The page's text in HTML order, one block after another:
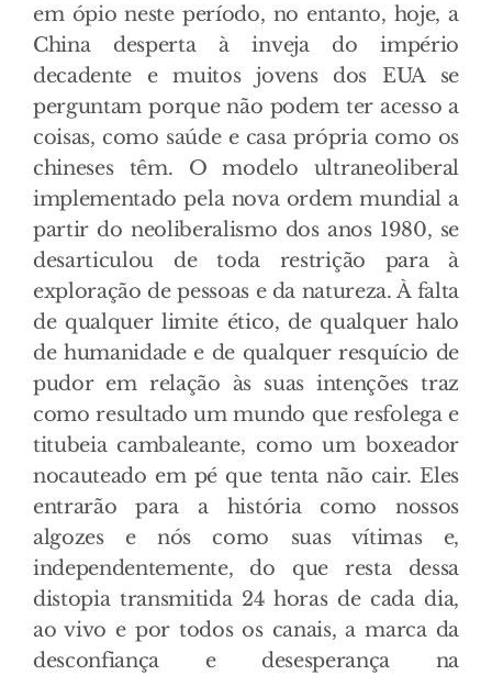
em ópio neste período, no entanto, hoje, a
China desperta à inveja do império
decadente e muitos jovens dos EUA se
perguntam porque não podem ter acesso a
coisas, como saúde e casa própria como os
chineses têm. O modelo ultraneoliberal
implementado pela nova ordem mundial a
partir do neoliberalismo dos anos 1980, se
desarticulou de toda restrição para à
exploração de pessoas e da natureza. À falta
de qualquer limite ético, de qualquer halo
de humanidade e de qualquer resquício de
pudor em relação às suas intenções traz
como resultado um mundo que resfolega e
titubeia cambaleante, como um boxeador
nocauteado em pé que tenta não cair. Eles
entrarão para a história como nossos
algozes e nós como suas vítimas e,
independentemente, do que resta dessa
distopia transmitida 24 horas de cada dia,
ao vivo e por todos os canais, a marca da
desconfiança e desesperança na